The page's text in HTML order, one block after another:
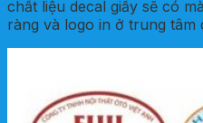
chất liệu decal giấy sẽ có
ràng và logo in ở trung tâm